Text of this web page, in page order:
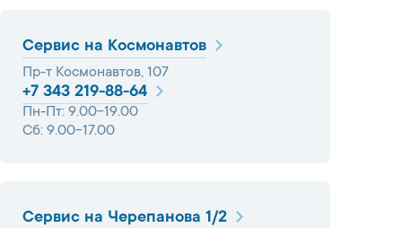
Сервис на Космонавтов
Пр-т Космонавтов, 107
+7 343 219-88-64
Пн-Пт: 9.00-19.00
Сб: 9.00-17.00
Сервис на Черепанова 1/2